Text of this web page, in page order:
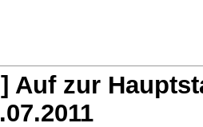
Auf zur